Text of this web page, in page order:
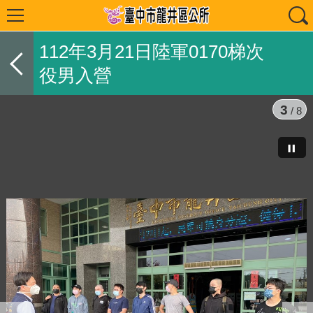
112年3月21日陸軍0170梯次
役男入營
3 / 8